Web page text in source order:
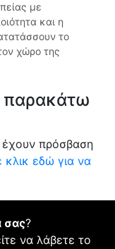
με
και η
το
χώρο της
παρακάτω
έχουν πρόσβαση
κλικ εδώ για να
σας?
να λάβετε το